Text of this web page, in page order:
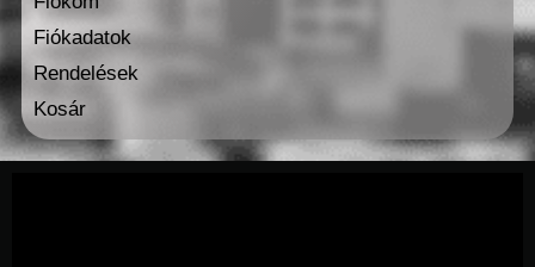
Fiókadatok
Rendelések
Kosár